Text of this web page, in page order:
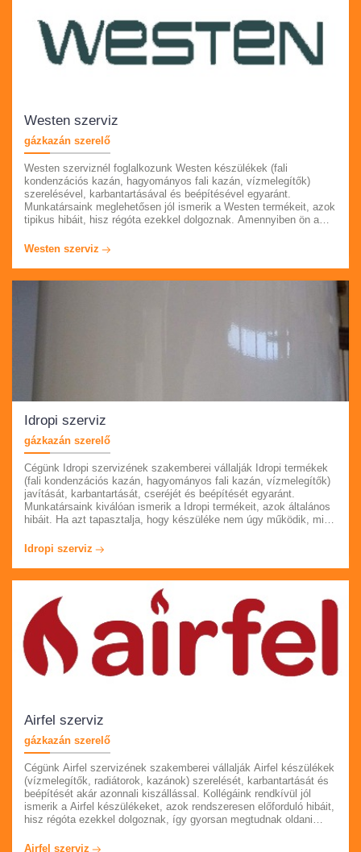
Westen szerviz
gázkazán szerelő
Westen szerviznél foglalkozunk Westen készülékek (fali
kondenzációs kazán, hagyományos fali kazán, vízmelegítők)
szerelésével, karbantartásával és beépítésével egyaránt.
Munkatársaink meglehetősen jól ismerik a Westen termékeit, azok
tipikus hibáit, hisz régóta ezekkel dolgoznak. Amennyiben ön a
ügyfélszolgálatunkat. Budapesten és Pest megyében vállaljuk a
Westen szerviz
Idropi szerviz
gázkazán szerelő
Cégünk Idropi szervizének szakemberei vállalják Idropi termékek
(fali kondenzációs kazán, hagyományos fali kazán, vízmelegítők)
javítását, karbantartását, cseréjét és beépítését egyaránt.
Munkatársaink kiválóan ismerik a Idropi termékeit, azok általános
hibáit. Ha azt tapasztalja, hogy készüléke nem úgy működik, mint
telefonszámon. Pest megye összes településén vállaljuk a
munkálatokat. Számlát és garanciát adunk munkáink után.
Idropi szerviz
Airfel szerviz
gázkazán szerelő
Cégünk Airfel szervizének szakemberei vállalják Airfel készülékek
(vízmelegítők, radiátorok, kazánok) szerelését, karbantartását és
beépítését akár azonnali kiszállással. Kollégáink rendkívül jól
ismerik a Airfel készülékeket, azok rendszeresen előforduló hibáit,
hisz régóta ezekkel dolgoznak, így gyorsan megtudnak oldani
működik, mint eddig, akkor kérem hívja ügyfélszolgálatunkat.
Airfel szerviz